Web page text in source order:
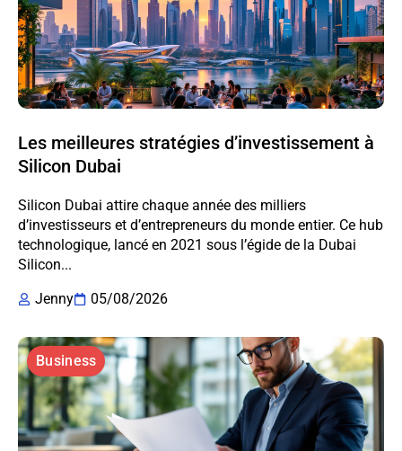
Les meilleures stratégies d’investissement à
Silicon Dubai
Silicon Dubai attire chaque année des milliers
d’investisseurs et d’entrepreneurs du monde entier. Ce hub
technologique, lancé en 2021 sous l’égide de la Dubai
Silicon...
Jenny
05/08/2026
Business